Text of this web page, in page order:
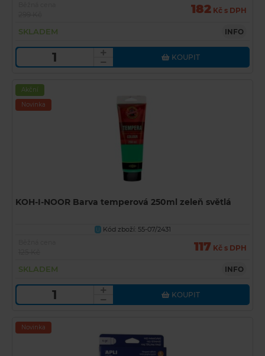
182 Kč s DPH
SKLADEM INFO
KOUPIT
Akční
Novinka
KOH-I-NOOR Barva temperová 250ml zeleň světlá
U Kód zboží: 55-07/2431
117 Kč s DPH
SKLADEM INFO
KOUPIT
Novinka